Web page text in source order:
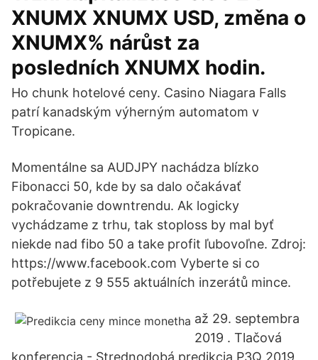
XNUMX XNUMX USD, změna o
XNUMX% nárůst za
posledních XNUMX hodin.
Ho chunk hotelové ceny. Casino Niagara Falls
patrí kanadským výherným automatom v
Tropicane.
Momentálne sa AUDJPY nachádza blízko
Fibonacci 50, kde by sa dalo očakávať
pokračovanie downtrendu. Ak logicky
vychádzame z trhu, tak stoploss by mal byť
niekde nad fibo 50 a take profit ľubovoľne. Zdroj:
https://www.facebook.com Vyberte si co
potřebujete z 9 555 aktuálních inzerátů mince.
až 29. septembra
2019 . Tlačová
konferencia - Strednodobá predikcia P3Q 2019,